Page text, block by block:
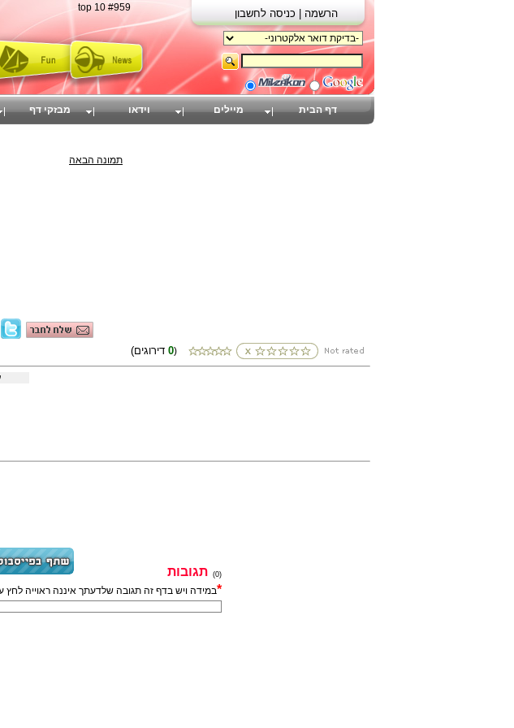
top 10 #959
תמונה הבאה
0)
(0)
תגובות
*במידה ויש בדף זה תגובה שלדעתך איננה ראוייה
דף הבית מיילים וידאו מבזקי דף
הרשמה | כניסה לחשבון